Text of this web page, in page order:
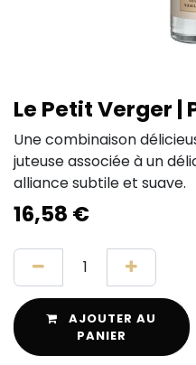
Le Petit Verger |
Une combinaison
juteuse associée à un
alliance subtile et suave.
16,58 €
AJOUTER AU
PANIER